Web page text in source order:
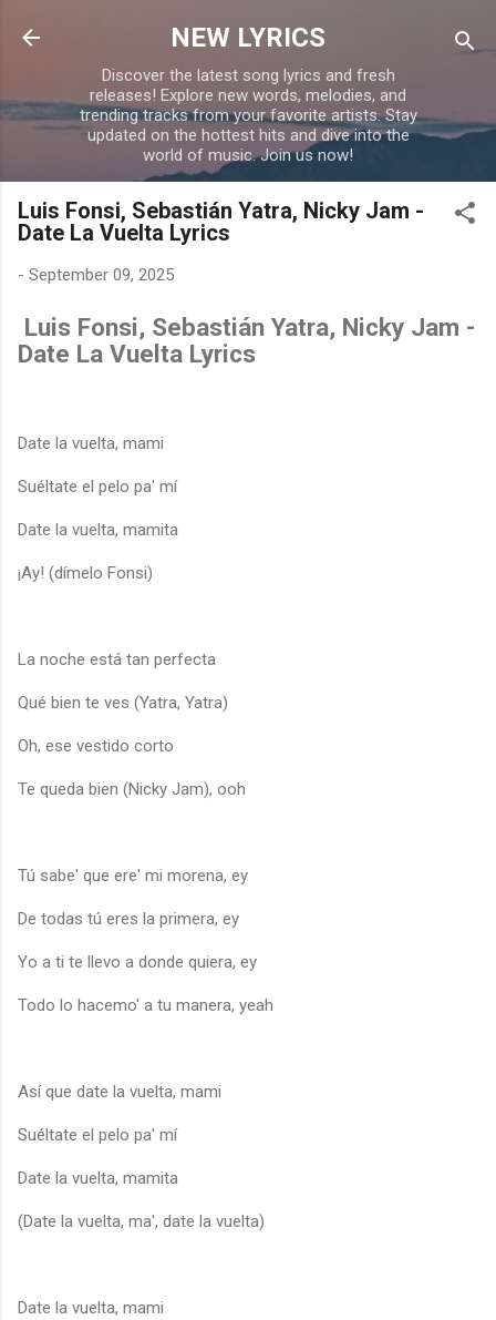
Skip to main content
NEW LYRICS
Discover the latest song lyrics and fresh
releases! Explore new words, melodies, and
trending tracks from your favorite artists. Stay
updated on the hottest hits and dive into the
world of music. Join us now!
Luis Fonsi, Sebastián Yatra, Nicky Jam -
Date La Vuelta Lyrics
- September 09, 2025
Luis Fonsi, Sebastián Yatra, Nicky Jam -
Date La Vuelta Lyrics
Date la vuelta, mami
Suéltate el pelo pa' mí
Date la vuelta, mamita
¡Ay! (dímelo Fonsi)
La noche está tan perfecta
Qué bien te ves (Yatra, Yatra)
Oh, ese vestido corto
Te queda bien (Nicky Jam), ooh
Tú sabe' que ere' mi morena, ey
De todas tú eres la primera, ey
Yo a ti te llevo a donde quiera, ey
Todo lo hacemo' a tu manera, yeah
Así que date la vuelta, mami
Suéltate el pelo pa' mí
Date la vuelta, mamita
(Date la vuelta, ma', date la vuelta)
Date la vuelta, mami